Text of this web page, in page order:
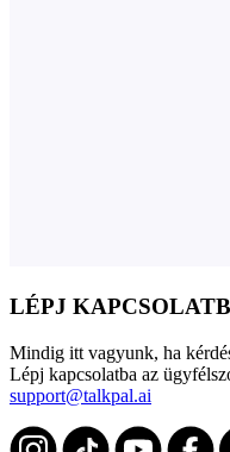
LÉPJ
Mindig itt vagyunk, ha
Lépj kapcsolatba az
support@talkpal.ai